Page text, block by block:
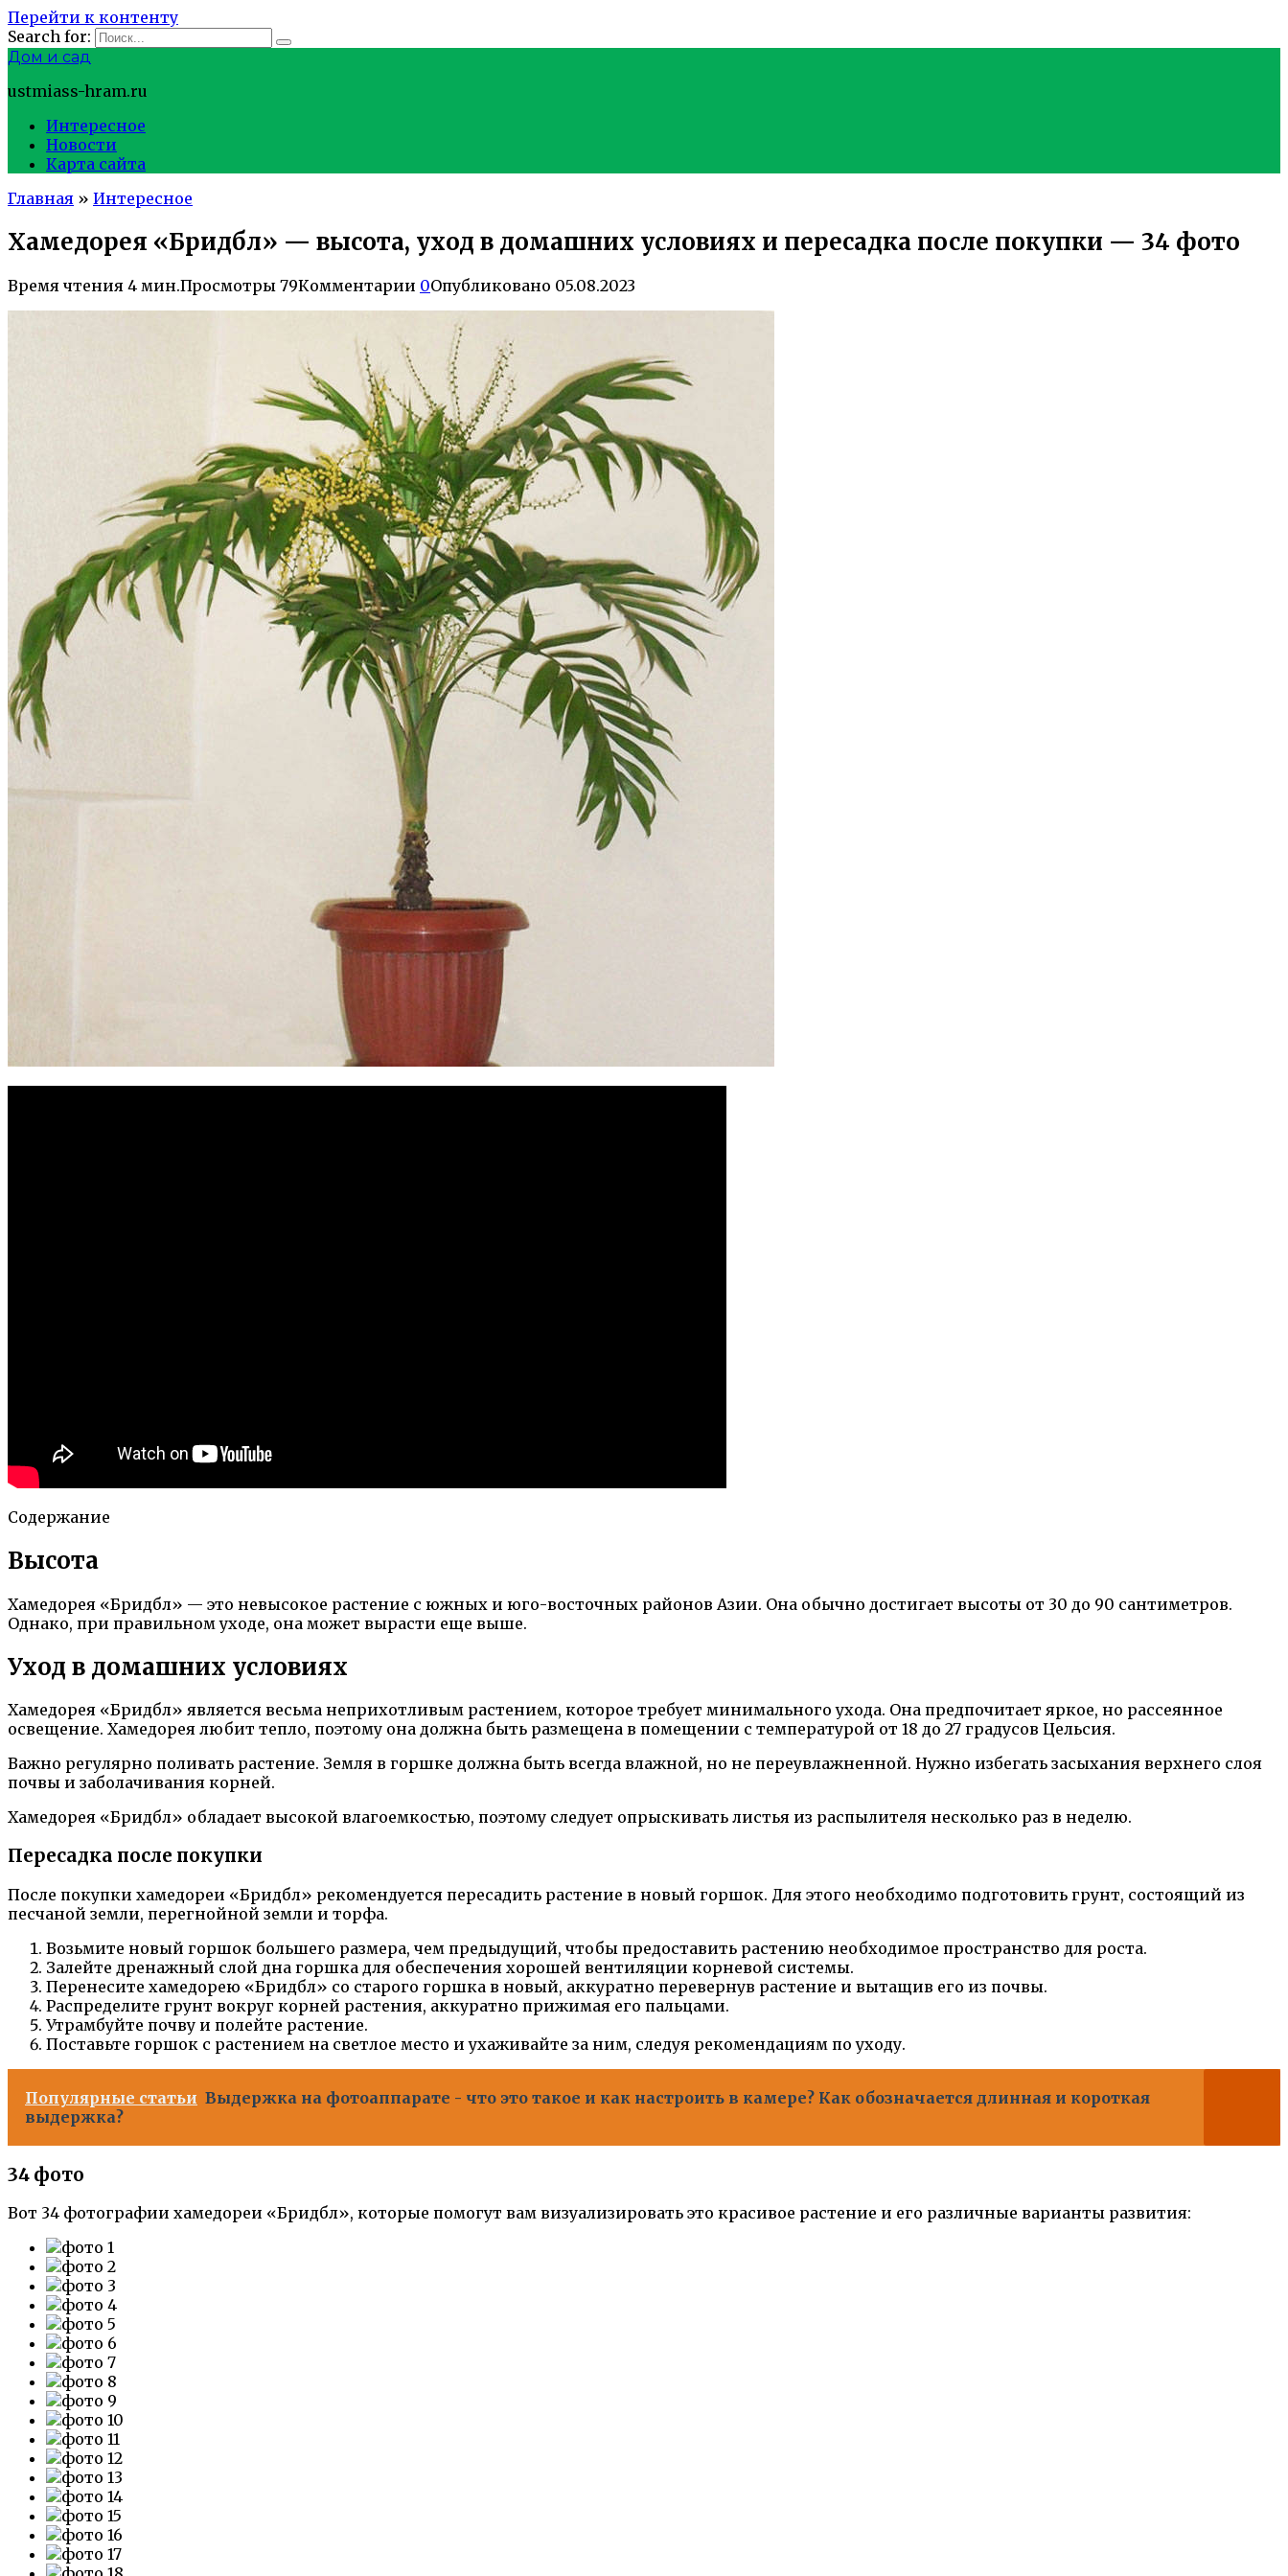
Перейти к контенту
Search for:
Дом и сад
ustmiass-hram.ru
Интересное
Новости
Карта сайта
Главная » Интересное
Хамедорея «Бридбл» — высота, уход в домашних условиях и пересадка после покупки — 34 фото
Время чтения 4 мин.Просмотры 79Комментарии 0Опубликовано 05.08.2023
Содержание
Высота
Хамедорея «Бридбл» — это невысокое растение с южных и юго-восточных районов Азии. Она обычно достигает высоты от 30 до 90 сантиметров.
Однако, при правильном уходе, она может вырасти еще выше.
Уход в домашних условиях
Хамедорея «Бридбл» является весьма неприхотливым растением, которое требует минимального ухода. Она предпочитает яркое, но рассеянное
освещение. Хамедорея любит тепло, поэтому она должна быть размещена в помещении с температурой от 18 до 27 градусов Цельсия.
Важно регулярно поливать растение. Земля в горшке должна быть всегда влажной, но не переувлажненной. Нужно избегать засыхания верхнего слоя
почвы и заболачивания корней.
Хамедорея «Бридбл» обладает высокой влагоемкостью, поэтому следует опрыскивать листья из распылителя несколько раз в неделю.
Пересадка после покупки
После покупки хамедореи «Бридбл» рекомендуется пересадить растение в новый горшок. Для этого необходимо подготовить грунт, состоящий из
песчаной земли, перегнойной земли и торфа.
Возьмите новый горшок большего размера, чем предыдущий, чтобы предоставить растению необходимое пространство для роста.
Залейте дренажный слой дна горшка для обеспечения хорошей вентиляции корневой системы.
Перенесите хамедорею «Бридбл» со старого горшка в новый, аккуратно перевернув растение и вытащив его из почвы.
Распределите грунт вокруг корней растения, аккуратно прижимая его пальцами.
Утрамбуйте почву и полейте растение.
Поставьте горшок с растением на светлое место и ухаживайте за ним, следуя рекомендациям по уходу.
Популярные статьи Выдержка на фотоаппарате - что это такое и как настроить в камере? Как обозначается длинная и короткая
выдержка?
34 фото
Вот 34 фотографии хамедореи «Бридбл», которые помогут вам визуализировать это красивое растение и его различные варианты развития: